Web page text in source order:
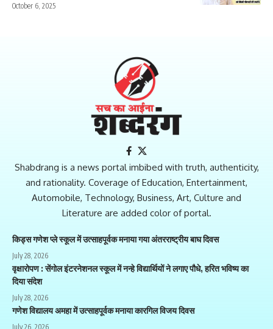
October 6, 2025
Shabdrang is a news portal imbibed with truth, authenticity,
and rationality. Coverage of Education, Entertainment,
Automobile, Technology, Business, Art, Culture and
Literature are added color of portal.
किड्स गणेश प्ले स्कूल में उत्साहपूर्वक मनाया गया अंतरराष्ट्रीय बाघ दिवस
July 28, 2026
वृक्षारोपण : सेंगोल इंटरनेशनल स्कूल में नन्हे विद्यार्थियों ने लगाए पौधे, हरित भविष्य का
दिया संदेश
July 28, 2026
गणेश विद्यालय अमहा में उत्साहपूर्वक मनाया कारगिल विजय दिवस
July 26, 2026